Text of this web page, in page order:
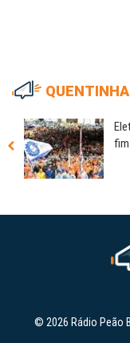
fim
© 2026 Rádio Peão